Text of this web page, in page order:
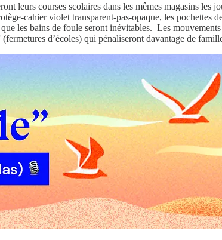
leurs courses scolaires dans les mêmes magasins les
cahier violet transparent-pas-opaque, les
les bains de foule seront inévitables. Les
d’écoles) qui pénaliseront davantage de